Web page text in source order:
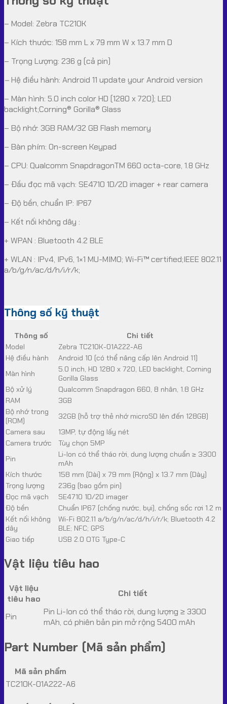
– Model: Zebra TC210K
– Kích thước: 158 mm L x 79 mm W x 13.7 mm D
– Trọng Lượng: 236 g (cả pin)
–Hệ điều hành: Android 11 update your Android version
– Màn hình: 5.0 inch color HD (1280 x 720); LED
backlight;Corning® Gorilla® Glass
– Bộ nhớ: 3GB RAM/32 GB Flash memory
– Bàn phím: On-screen Keypad
– CPU: Qualcomm SnapdragonTM 660 octa-core, 1.8 GHz
– Đầu đọc mã vạch: SE4710 1D/2D imager + rear camera
– Độ bền, chuẩn IP: IP67
– Kết nối không dây :
+ WPAN : Bluetooth 4.2 BLE
+ WLAN : IPv4, IPv6, 1×1 MU-MIMO; Wi-Fi™ certified;IEEE 802.11
a/b/g/n/ac/d/h/i/r/k;
Thông số kỹ thuật
Thông số
Chi tiết
Model
Zebra TC210K-01A222-A6
Hệ điều hành
Android 10 (có thể nâng cấp lên Android 11)
Màn hình
5.0 inch, HD 1280 x 720, LED backlight, Corning
Gorilla Glass
Bộ xử lý
Qualcomm Snapdragon 660, 8 nhân, 1.8 GHz
RAM
3GB
Bộ nhớ trong
(ROM)
32GB (hỗ trợ thẻ nhớ microSD lên đến 128GB)
Camera sau
13MP, tự động lấy nét
Camera trước
Tùy chọn 5MP
Pin
Li-Ion có thể tháo rời, dung lượng chuẩn ≥ 3300
mAh
Kích thước
158 mm (Dài) x 79 mm (Rộng) x 13.7 mm (Dày)
Trọng lượng
236g (bao gồm pin)
Đọc mã vạch
SE4710 1D/2D imager
Độ bền
Chuẩn IP67 (chống nước, bụi), chống sốc rơi 1.2 m
Kết nối không
dây
Wi-Fi 802.11 a/b/g/n/ac/d/h/i/r/k; Bluetooth 4.2
BLE; NFC; GPS
Giao tiếp
USB 2.0 OTG Type-C
Vật liệu tiêu hao
Vật liệu
tiêu hao
Chi tiết
Pin
Pin Li-Ion có thể tháo rời, dung lượng ≥ 3300
mAh, có phiên bản pin mở rộng 5400 mAh
Part Number (Mã sản phẩm)
Mã sản phẩm
TC210K-01A222-A6